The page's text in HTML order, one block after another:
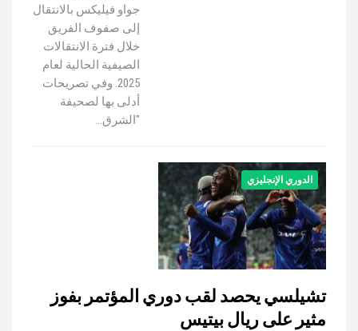
جواو فيليكس بالانتقال
إلى صفوف الفريق
خلال فترة الانتقالات
الصيفية الحالية لعام
2025. وفي تصريحات
أدلى بها لصحيفة
"الشرق…
الدوري الإنجليزي
تشيلسي يحصد لقب دوري المؤتمر بفوز
مثير على ريال بيتيس